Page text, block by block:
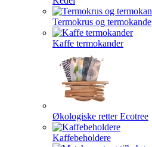
Termokrus og termokande
Kaffe termokander
Økologiske retter Ecotree
Kaffebeholdere